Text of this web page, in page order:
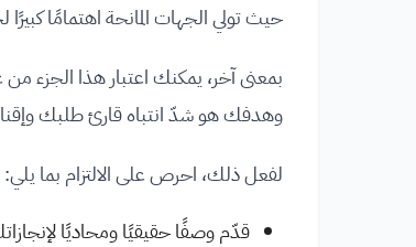
حيث تولي الجهات المانحة اهتمامًا
بمعنى آخر، يمكنك اعتبار هذا الجزء
وهدفك هو شدّ انتباه قارئ طلبك
لفعل ذلك، احرص على الالتزام بما يلي:
قدّم وصفًا حقيقيًا ومحاديًا